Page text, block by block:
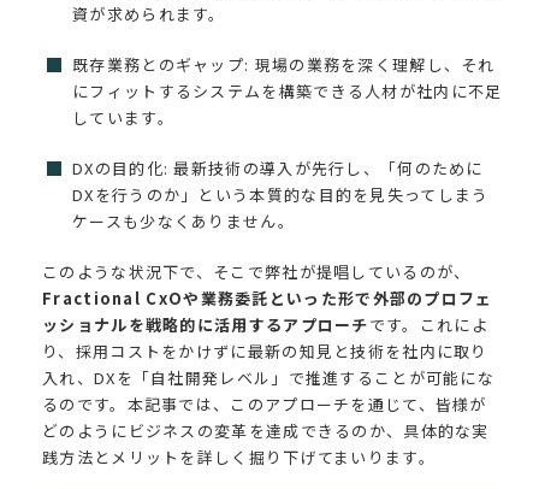
資が求められます。
既存業務とのギャップ: 現場の業務を深く理解し、それ
にフィットするシステムを構築できる人材が社内に不足
しています。
DXの目的化: 最新技術の導入が先行し、「何のために
DXを行うのか」という本質的な目的を見失ってしまう
ケースも少なくありません。
このような状況下で、そこで弊社が提唱しているのが、
Fractional CxOや業務委託といった形で外部のプロフェ
ッショナルを戦略的に活用するアプローチです。これによ
り、採用コストをかけずに最新の知見と技術を社内に取り
入れ、DXを「自社開発レベル」で推進することが可能にな
るのです。本記事では、このアプローチを通じて、皆様が
どのようにビジネスの変革を達成できるのか、具体的な実
践方法とメリットを詳しく掘り下げてまいります。